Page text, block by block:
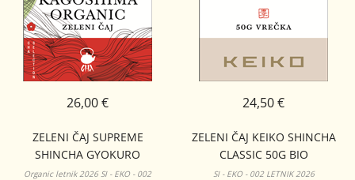
ZELENI ČAJ SUPREME
SHINCHA GYOKURO
TSUYUHIKARI KAGOSHIMA
Organic letnik 2026 SI - EKO - 002
26,00 €
ZELENI ČAJ KEIKO SHINCHA
CLASSIC 50G BIO
SI - EKO - 002 LETNIK 2026
24,50 €